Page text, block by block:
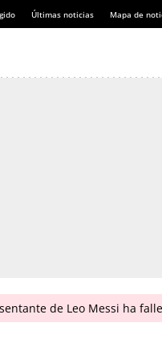
Últimas noticias Mapa de
de Leo Messi ha